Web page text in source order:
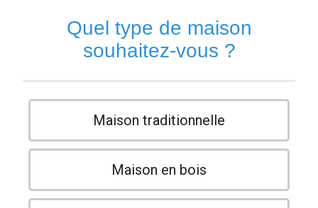
Quel type de maison
souhaitez-vous ?
Maison traditionnelle
Maison en bois